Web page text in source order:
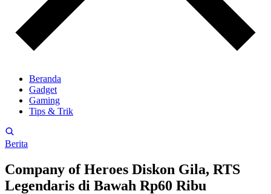
Beranda
Gadget
Gaming
Tips & Trik
Berita
Company of Heroes Diskon Gila, RTS
Legendaris di Bawah Rp60 Ribu